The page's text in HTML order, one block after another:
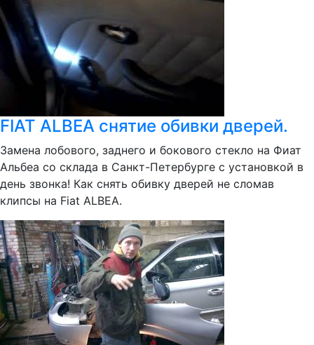
FIAT ALBEA снятие обивки дверей.
Замена лобового, заднего и бокового стекло на Фиат
Альбеа со склада в Санкт-Петербурге с установкой в
день звонка! Как снять обивку дверей не сломав
клипсы на Fiat ALBEA.